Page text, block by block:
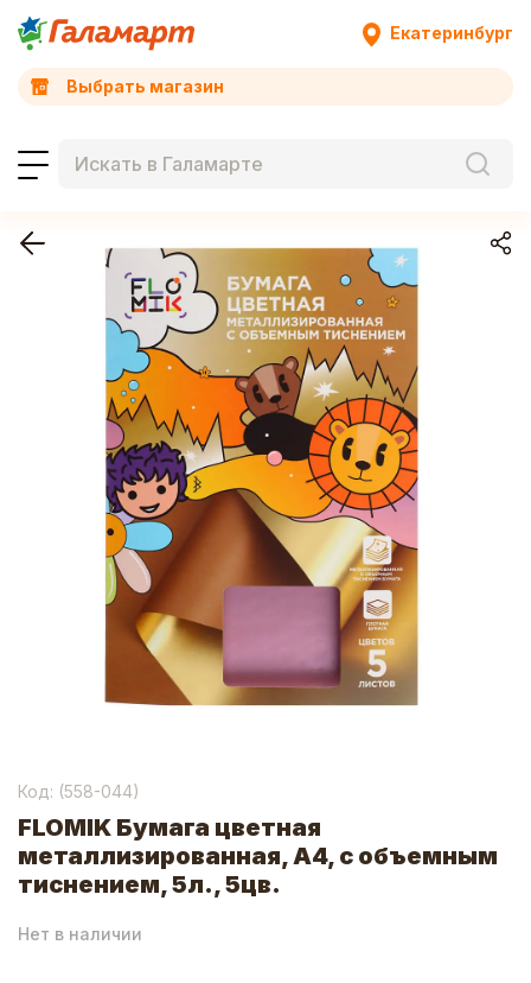
Екатеринбург
Выбрать магазин
Код: (558-044)
FLOMIK Бумага цветная
металлизированная, А4, с объемным
тиснением, 5л., 5цв.
Нет в наличии